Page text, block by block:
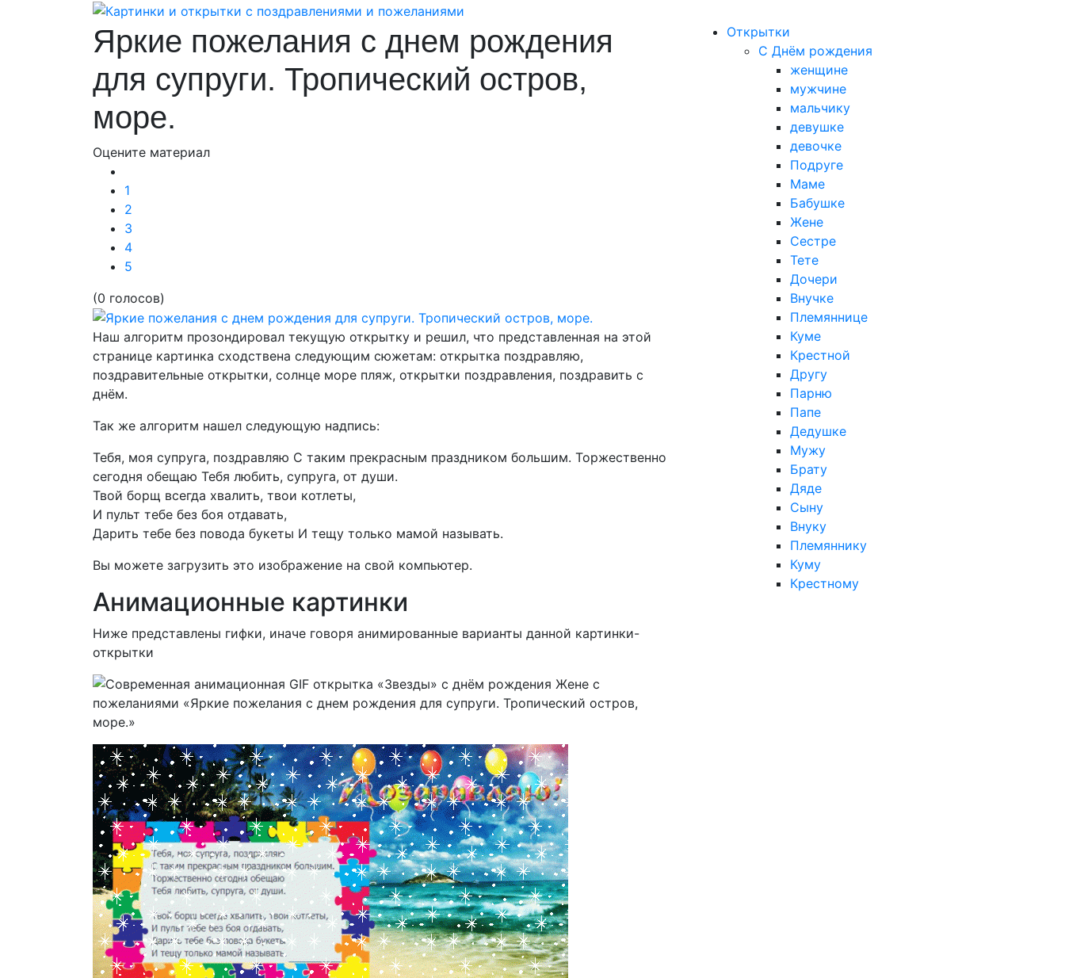
Яркие пожелания с днем рождения
для супруги. Тропический остров,
море.
Оцените материал
1
2
3
4
5
(0 голосов)
Наш алгоритм прозондировал текущую открытку и решил, что представленная на этой
странице картинка сходствена следующим сюжетам: открытка поздравляю,
поздравительные открытки, солнце море пляж, открытки поздравления, поздравить с
днём.
Так же алгоритм нашел следующую надпись:
Тебя, моя супруга, поздравляю С таким прекрасным праздником большим. Торжественно
сегодня обещаю Тебя любить, супруга, от души.
Твой борщ всегда хвалить, твои котлеты,
И пульт тебе без боя отдавать,
Дарить тебе без повода букеты И тещу только мамой называть.
Вы можете загрузить это изображение на свой компьютер.
Анимационные картинки
Ниже представлены гифки, иначе говоря анимированные варианты данной картинки-
открытки
Открытки
С Днём рождения
женщине
мужчине
мальчику
девушке
девочке
Подруге
Маме
Бабушке
Жене
Сестре
Тете
Дочери
Внучке
Племяннице
Куме
Крестной
Другу
Парню
Папе
Дедушке
Мужу
Брату
Дяде
Сыну
Внуку
Племяннику
Куму
Крестному